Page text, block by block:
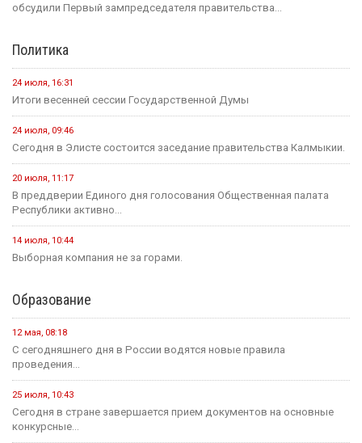
обсудили Первый зампредседателя правительства...
Политика
24 июля, 16:31
Итоги весенней сессии Государственной Думы
24 июля, 09:46
Сегодня в Элисте состоится заседание правительства Калмыкии.
20 июля, 11:17
В преддверии Единого дня голосования Общественная палата
Республики активно...
14 июля, 10:44
Выборная компания не за горами.
Образование
12 мая, 08:18
С сегодняшнего дня в России водятся новые правила
проведения...
25 июля, 10:43
Сегодня в стране завершается прием документов на основные
конкурсные...